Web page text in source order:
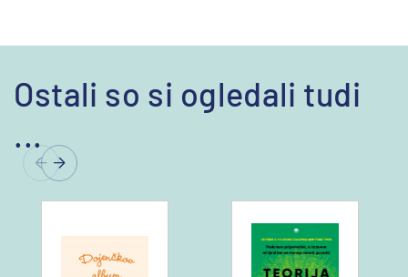
Ostali so si ogledali tudi
...